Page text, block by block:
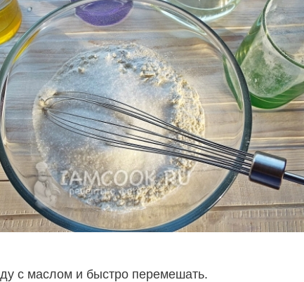
с маслом и быстро перемешать.